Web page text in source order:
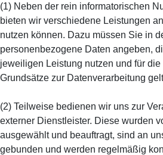
(1) Neben der rein informatorischen
bieten wir verschiedene Leistungen
nutzen können. Dazu müssen Sie in
personenbezogene Daten angeben,
jeweiligen Leistung nutzen und für
Grundsätze zur Datenverarbeitung
(2) Teilweise bedienen wir uns zur
externer Dienstleister. Diese wurden
ausgewählt und beauftragt, sind an
gebunden und werden regelmäßig